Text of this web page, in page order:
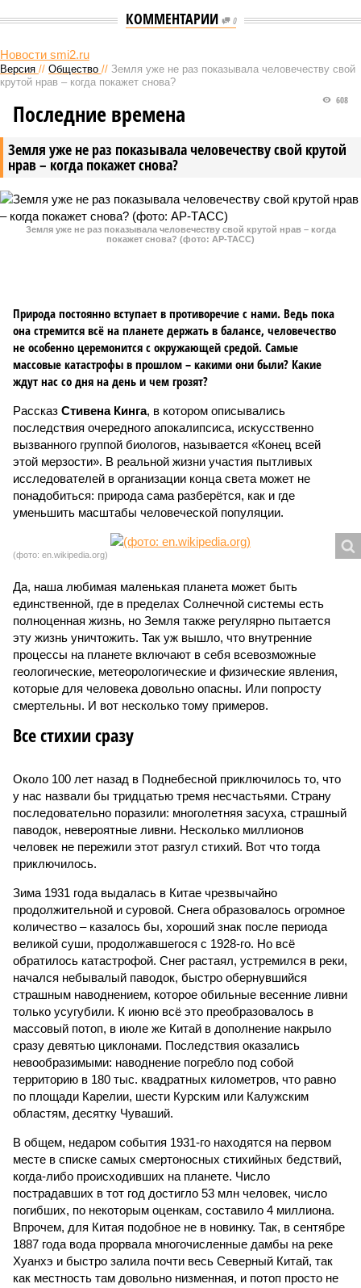
КОММЕНТАРИИ 0
Новости smi2.ru
Версия // Общество // Земля уже не раз показывала человечеству свой
крутой нрав – когда покажет снова?
Земля уже не раз показывала человечеству свой крутой
нрав – когда покажет снова?
608
Последние времена
Земля уже не раз показывала человечеству свой крутой нрав – когда
покажет снова? (фото: АР-ТАСС)
Природа постоянно вступает в противоречие с нами. Ведь пока
она стремится всё на планете держать в балансе, человечество
не особенно церемонится с окружающей средой. Самые
массовые катастрофы в прошлом – какими они были? Какие
ждут нас со дня на день и чем грозят?
Рассказ Стивена Кинга, в котором описывались
последствия очередного апокалипсиса, искусственно
вызванного группой биологов, называется «Конец всей
этой мерзости». В реальной жизни участия пытливых
исследователей в организации конца света может не
понадобиться: природа сама разберётся, как и где
уменьшить масштабы человеческой популяции.
(фото: en.wikipedia.org)
Да, наша любимая маленькая планета может быть
единственной, где в пределах Солнечной системы есть
полноценная жизнь, но Земля также регулярно пытается
эту жизнь уничтожить. Так уж вышло, что внутренние
процессы на планете включают в себя всевозможные
геологические, метеорологические и физические явления,
которые для человека довольно опасны. Или попросту
смертельны. И вот несколько тому примеров.
Все стихии сразу
Около 100 лет назад в Поднебесной приключилось то, что
у нас назвали бы тридцатью тремя несчастьями. Страну
последовательно поразили: многолетняя засуха, страшный
паводок, невероятные ливни. Несколько миллионов
человек не пережили этот разгул стихий. Вот что тогда
приключилось.
Зима 1931 года выдалась в Китае чрезвычайно
продолжительной и суровой. Снега образовалось огромное
количество – казалось бы, хороший знак после периода
великой суши, продолжавшегося с 1928-го. Но всё
обратилось катастрофой. Снег растаял, устремился в реки,
начался небывалый паводок, быстро обернувшийся
страшным наводнением, которое обильные весенние ливни
только усугубили. К июню всё это преобразовалось в
массовый потоп, в июле же Китай в дополнение накрыло
сразу девятью циклонами. Последствия оказались
невообразимыми: наводнение погребло под собой
территорию в 180 тыс. квадратных километров, что равно
по площади Карелии, шести Курским или Калужским
областям, десятку Чуваший.
В общем, недаром события 1931-го находятся на первом
месте в списке самых смертоносных стихийных бедствий,
когда-либо происходивших на планете. Число
пострадавших в тот год достигло 53 млн человек, число
погибших, по некоторым оценкам, составило 4 миллиона.
Впрочем, для Китая подобное не в новинку. Так, в сентябре
1887 года вода прорвала многочисленные дамбы на реке
Хуанхэ и быстро залила почти весь Северный Китай, так
как местность там довольно низменная, и потоп просто не